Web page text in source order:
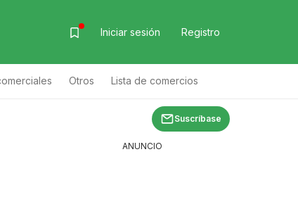
Iniciar sesión Registro
Otros Lista de comercios
Suscríbase
ANUNCIO